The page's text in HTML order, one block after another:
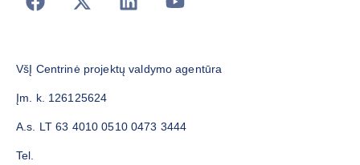
VšĮ Centrinė projektų valdymo agentūra
Įm. k. 126125624
A.s. LT 63 4010 0510 0473 3444
Tel.